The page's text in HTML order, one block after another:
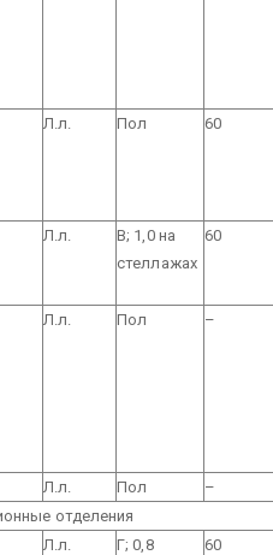
Л.л. Пол 60
Л.л.
В; 1,0 на
стеллажах
60
Л.л. Пол –
Л.л. Пол
–
отделения
Л.л. Г; 0,8 60